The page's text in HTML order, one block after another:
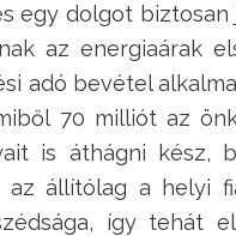
egy dolgot
az energiaárak
adó bevétel
70 milliót az
is áthágni kész,
az állítólag a helyi
így tehát